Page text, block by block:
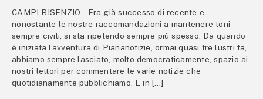
CAMPI BISENZIO – Era già successo di recente e,
nonostante le nostre raccomandazioni a mantenere toni
sempre civili, si sta ripetendo sempre più spesso. Da quando
è iniziata l’avventura di Piananotizie, ormai quasi tre lustri fa,
abbiamo sempre lasciato, molto democraticamente, spazio ai
nostri lettori per commentare le varie notizie che
quotidianamente pubblichiamo. E in […]